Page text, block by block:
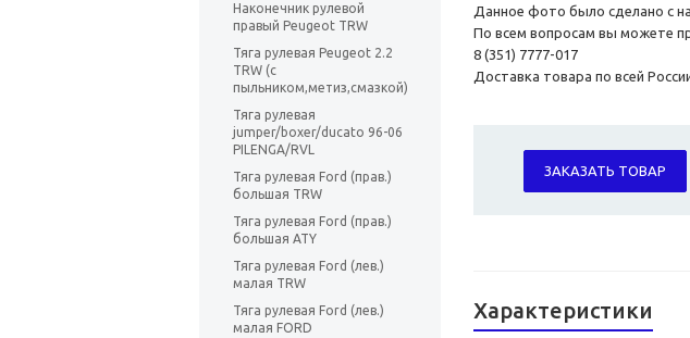
Наконечник рулевой
правый Peugeot TRW
Тяга рулевая Peugeot 2.2
TRW (с
пыльником,метиз,смазкой)
Тяга рулевая
jumper/boxer/ducato 96-06
PILENGA/RVL
Тяга рулевая Ford (прав.)
большая TRW
Тяга рулевая Ford (прав.)
большая ATY
Тяга рулевая Ford (лев.)
малая TRW
Тяга рулевая Ford (лев.)
малая FORD
Данное фото было сделано с
По всем вопросам вы можете
8 (351) 7777-017
Доставка товара по всей
ЗАКАЗАТЬ ТОВАР
Характеристики